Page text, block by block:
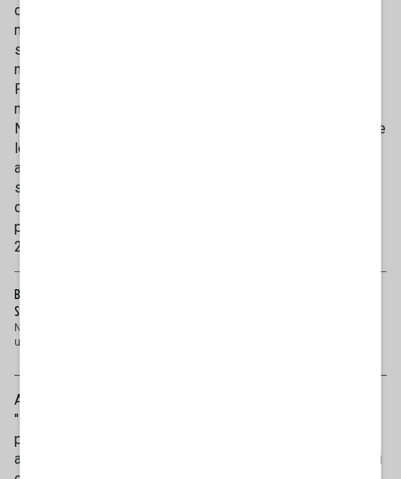
del
mondo addosso, ho chiamato il mio istituto di credito,
sperando che potessero annullare l'operazione. Purtroppo
non era possibile e così la banca mi ha bloccato la carta.
Peccato che io sia cliente di una filiale siciliana, quindi ora
mi ritrovo a Milano, senza carta di credito e senza soldi.
Non ho potuto pagare l'affitto e non posso neanche ricevere
lo stipendio. Devo arrangiarmi per sopravvivere, finché non
avrò tempo di scendere a casa e rifare la carta. E tra le
spese del viaggio e i soldi che mi hanno fregato,
quest'estate rischio di dover rinunciare alle vacanze. Tutto
per un unico clic
29enne, decisa a denunciare.
BANCOMAT, LA TRUFFA DELLA RICEVUTA STAMPATA: COME TI FREGANO TUTTO ALLO
SPORTELLO
Non c'è davvero limite alla fantasia criminale dei truffatori: il bancomat è
uno dei luoghi più...
Anche ATM si è già mossa contro la truffa dei finti sms.
"Per contrastare il
proprio nome, a partire dal 10 aprile" l'azienda fa sapere di
aver "messo in campo una serie di interventi: ha informato i